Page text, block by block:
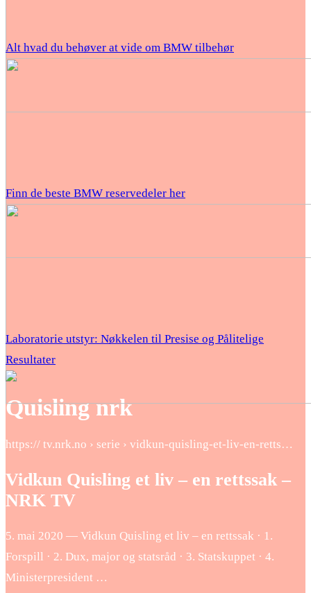
Alt hvad du behøver at vide om BMW tilbehør
Finn de beste BMW reservedeler her
Laboratorie utstyr: Nøkkelen til Presise og Pålitelige
Resultater
Quisling nrk
https:// tv.nrk.no › serie › vidkun-quisling-et-liv-en-retts…
Vidkun Quisling et liv – en rettssak –
NRK TV
5. mai 2020 — Vidkun Quisling et liv – en rettssak · 1.
Forspill · 2. Dux, major og statsråd · 3. Statskuppet · 4.
Ministerpresident …